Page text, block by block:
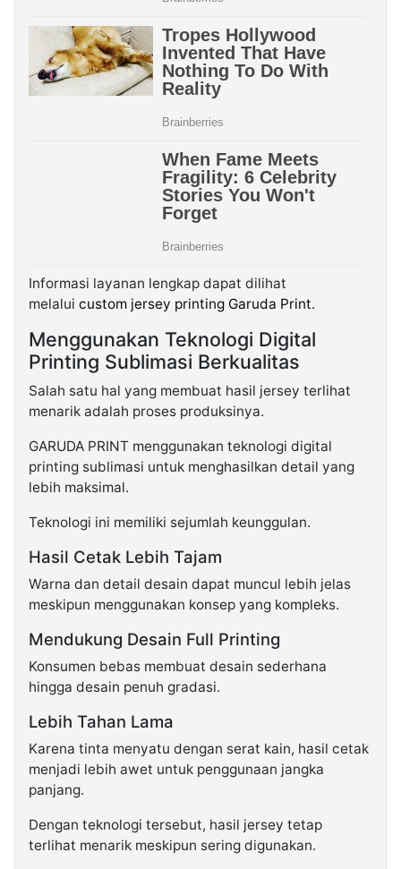
Informasi layanan lengkap dapat dilihat
melalui custom jersey printing Garuda Print.
Menggunakan Teknologi Digital
Printing Sublimasi Berkualitas
Salah satu hal yang membuat hasil jersey terlihat
menarik adalah proses produksinya.
GARUDA PRINT menggunakan teknologi digital
printing sublimasi untuk menghasilkan detail yang
lebih maksimal.
Teknologi ini memiliki sejumlah keunggulan.
Hasil Cetak Lebih Tajam
Warna dan detail desain dapat muncul lebih jelas
meskipun menggunakan konsep yang kompleks.
Mendukung Desain Full Printing
Konsumen bebas membuat desain sederhana
hingga desain penuh gradasi.
Lebih Tahan Lama
Karena tinta menyatu dengan serat kain, hasil cetak
menjadi lebih awet untuk penggunaan jangka
panjang.
Dengan teknologi tersebut, hasil jersey tetap
terlihat menarik meskipun sering digunakan.